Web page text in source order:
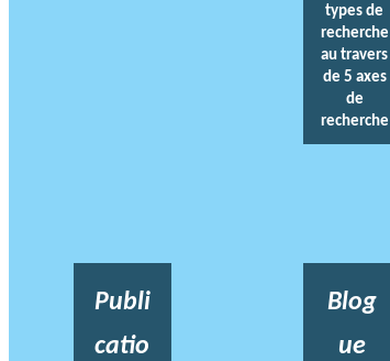
types de
recherche
au travers
de 5 axes
de
recherche
Publi
catio
Blog
ue